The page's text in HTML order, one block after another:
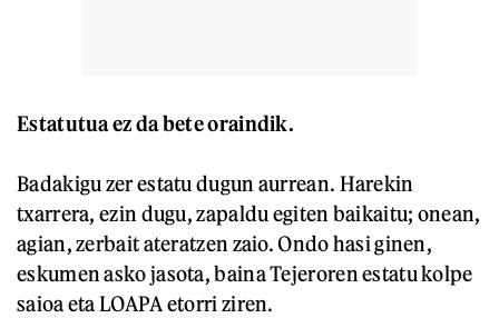
Estatutua ez da bete oraindik.
Badakigu zer estatu dugun aurrean. Harekin
txarrera, ezin dugu, zapaldu egiten baikaitu; onean,
agian, zerbait ateratzen zaio. Ondo hasi ginen,
eskumen asko jasota, baina Tejeroren estatu kolpe
saioa eta LOAPA etorri ziren.